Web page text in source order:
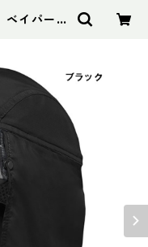
イパーラ